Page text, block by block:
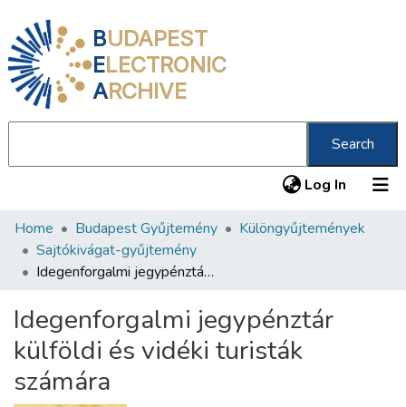
BUDAPEST
ELECTRONIC
ARCHIVE
Search
Log In (current)
Communities & Collections
All of DSpace
About us
Home Budapest Gyűjtemény
Különgyűjtemények
Sajtókivágat-gyűjtemény
Idegenforgalmi jegypénztár külföldi és vidéki turisták számára
Idegenforgalmi jegypénztár
külföldi és vidéki turisták
számára